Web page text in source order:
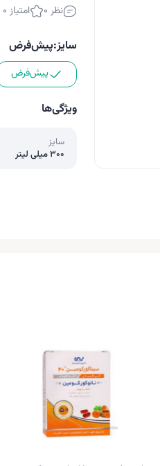
نظر 0 امتیاز 0
سایز:پیش‌فرض
پیش‌فرض
ویژگی‌ها
سایز
300 میلی لیتر